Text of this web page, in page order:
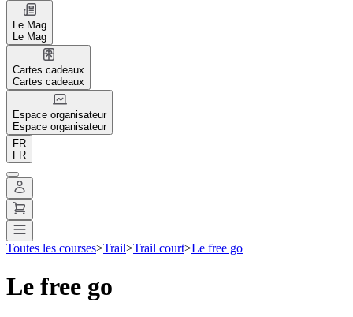
Le Mag
Le Mag
Cartes cadeaux
Cartes cadeaux
Espace organisateur
Espace organisateur
FR
FR
Toutes les courses>Trail>Trail court>Le free go
Le free go